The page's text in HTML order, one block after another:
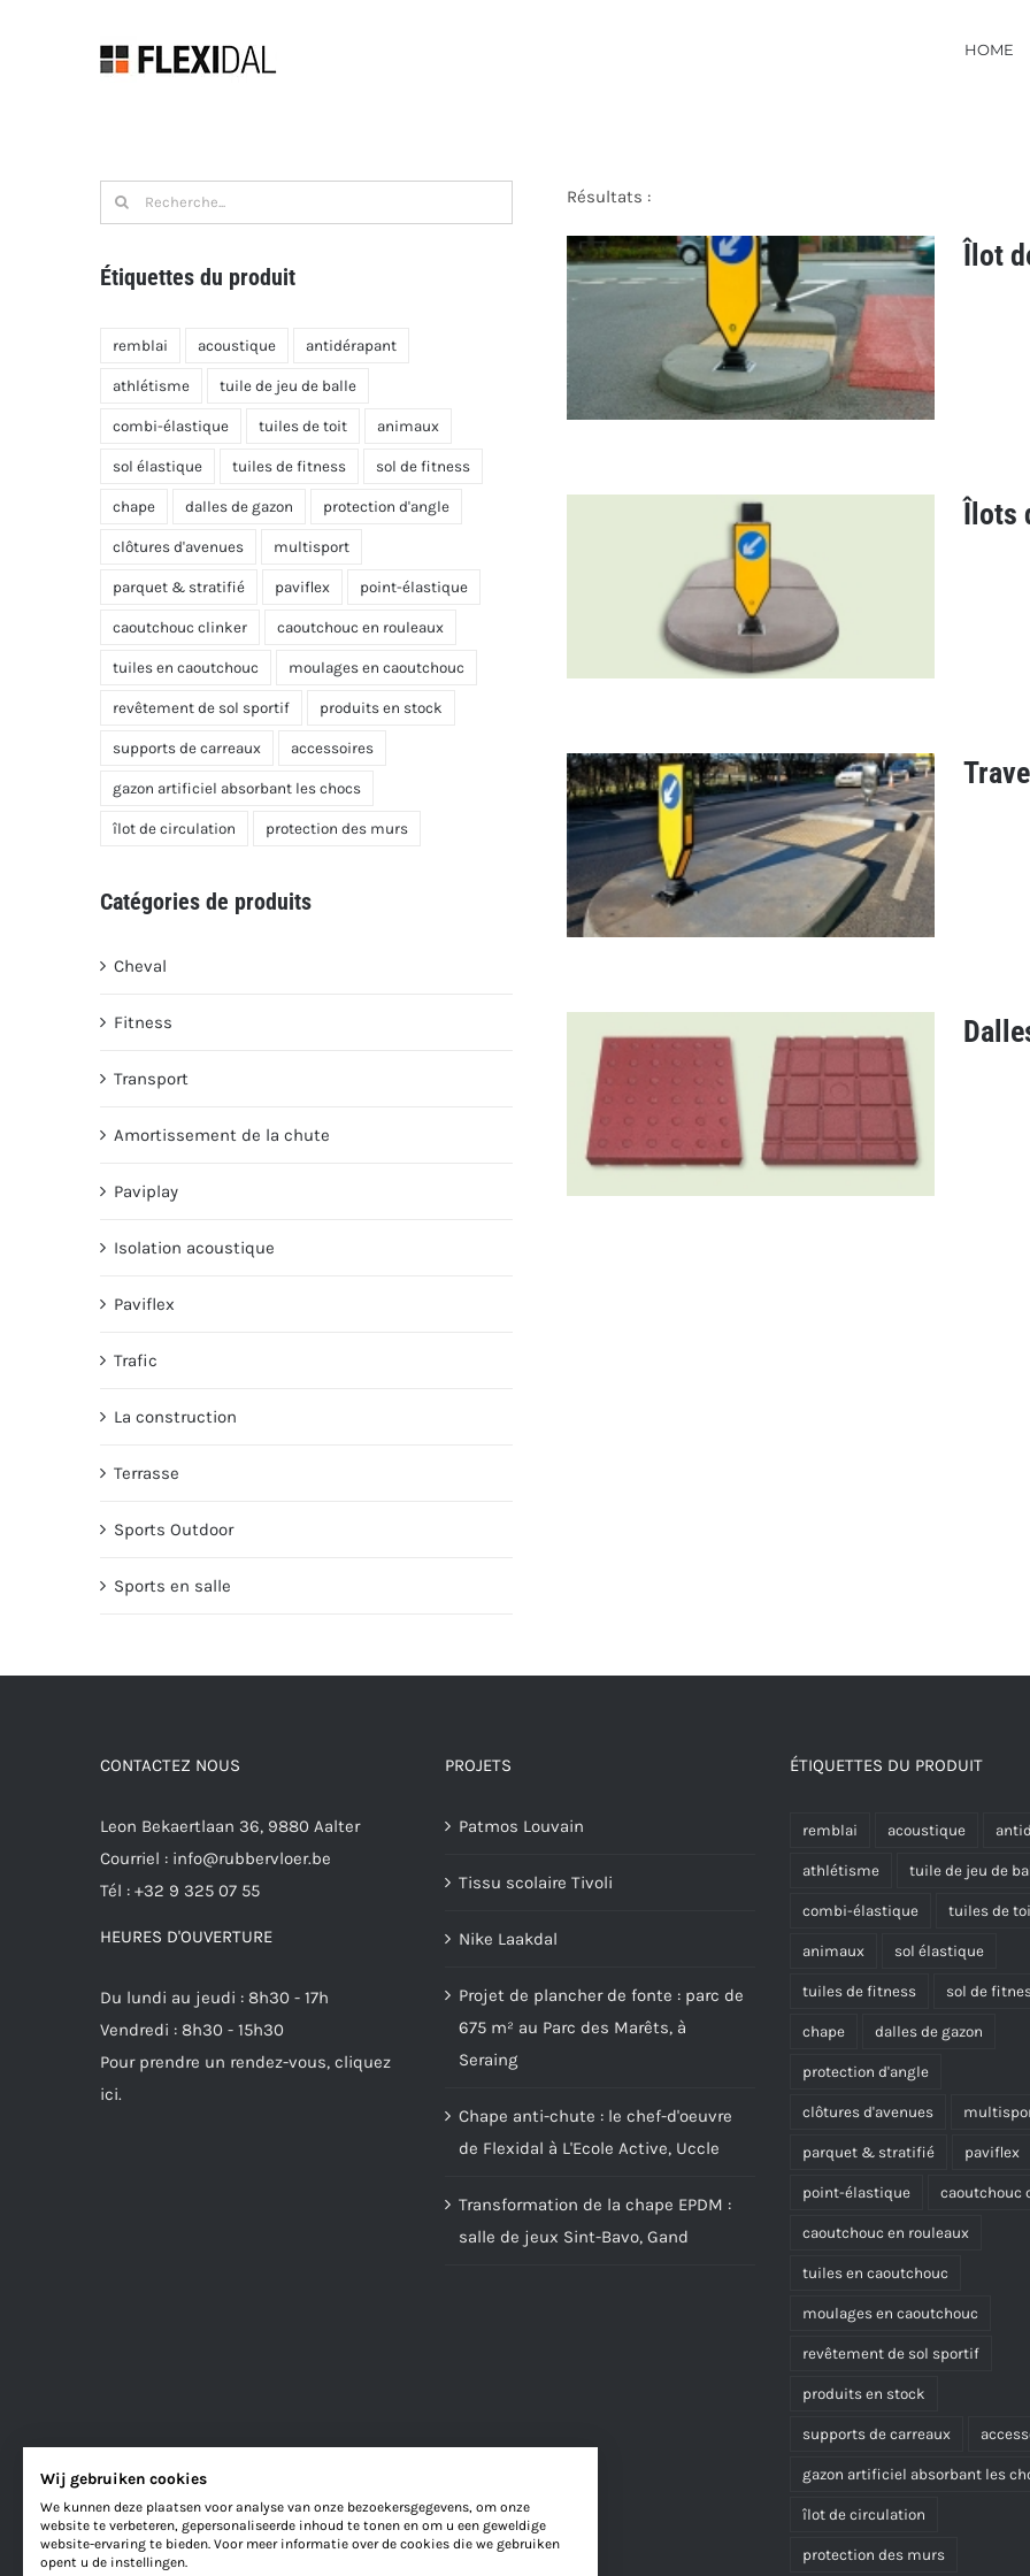
HOME
Recherche
de
Étiquettes du produit
remblai acoustique antidérapant
athlétisme tuile de jeu de balle
combi-élastique tuiles de toit animaux
sol élastique tuiles de fitness sol de fitness
chape dalles de gazon protection d'angle
clôtures d'avenues multisport
parquet & stratifié paviflex point-élastique
caoutchouc clinker caoutchouc en rouleaux
tuiles en caoutchouc moulages en caoutchouc
revêtement de sol sportif produits en stock
supports de carreaux accessoires
gazon artificiel absorbant les chocs
îlot de circulation protection des murs
Catégories de produits
Cheval
Fitness
Transport
Amortissement de la chute
Paviplay
Isolation acoustique
Paviflex
Trafic
La construction
Terrasse
Sports Outdoor
Sports en salle
Résultats :
Îlot de circulation
Îlot
Îlots de circulation
Îlots
Traversées
CONTACTEZ NOUS
Leon Bekaertlaan 36, 9880 Aalter
Courriel : info@rubbervloer.be
Tél : +32 9 325 07 55
HEURES D'OUVERTURE
Du lundi au jeudi : 8h30 - 17h
Vendredi : 8h30 - 15h30
Pour prendre un rendez-vous, cliquez
ici.
PROJETS
Patmos Louvain
Tissu scolaire Tivoli
Nike Laakdal
Projet de plancher de fonte : parc de
675 m² au Parc des Marêts, à
Seraing
Chape anti-chute : le chef-d'oeuvre
de Flexidal à L'Ecole Active, Uccle
Transformation de la chape EPDM :
salle de jeux Sint-Bavo, Gand
ÉTIQUETTES DU PRODUIT
remblai acoustique
athlétisme tuile de jeu de
combi-élastique tuiles de
animaux sol élastique
tuiles de fitness sol de
chape dalles de gazon
protection d'angle
clôtures d'avenues
parquet & stratifié paviflex
point-élastique caoutchouc
caoutchouc en rouleaux
tuiles en caoutchouc
moulages en caoutchouc
revêtement de sol sportif
produits en stock
supports de carreaux
gazon artificiel absorbant les
îlot de circulation
protection des murs
Wij gebruiken cookies
We kunnen deze plaatsen voor analyse van onze bezoekersgegevens, om onze
website te verbeteren, gepersonaliseerde inhoud te tonen en om u een geweldige
website-ervaring te bieden. Voor meer informatie over de cookies die we gebruiken
opent u de instellingen.